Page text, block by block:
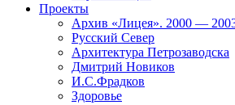
Проекты
Архив «Лицея». 2000 —
Русский Север
Архитектура Петрозаводска
Дмитрий Новиков
И.С.Фрадков
Здоровье